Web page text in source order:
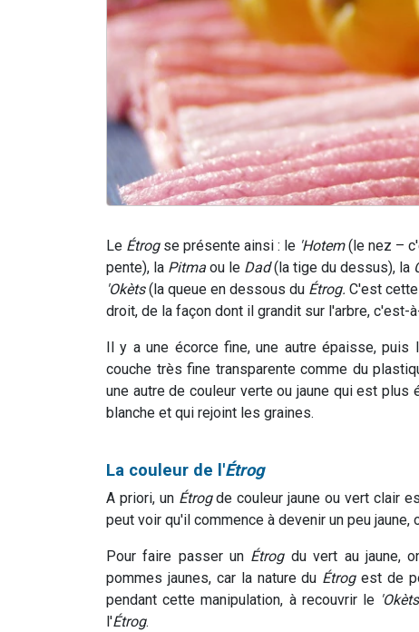
Le Étrogse présente ainsi : le 'Hotem(le nez –
pente), la Pitma ou le Dad(la tige du dessus), la
'Okèts(la queue en dessous du Étrog. C'est
droit, de la façon dont il grandit sur l'arbre, c'est-
Il y a une écorce fine, une autre épaisse,
couche très fine transparente comme du
une autre de couleur verte ou jaune qui est
blanche et qui rejoint les graines.
La couleur de l'Étrog
A priori, un Étrogde couleur jaune ou vert clair
peut voir qu'il commence à devenir un peu
Pour faire passer un Étrogdu vert au jaune,
pommes jaunes, car la nature du Étrogest de
pendant cette manipulation, à recouvrir le 'Okèts
l'Étrog.